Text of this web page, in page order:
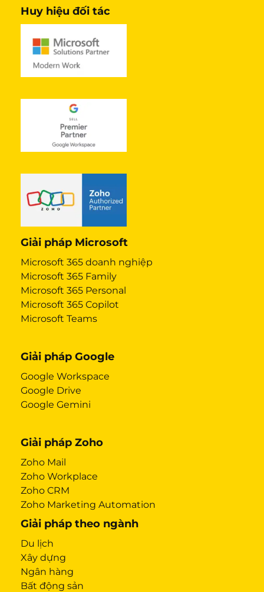
Huy hiệu đối tác
Giải pháp Microsoft
Microsoft 365 doanh nghiệp
Microsoft 365 Family
Microsoft 365 Personal
Microsoft 365 Copilot
Microsoft Teams
Giải pháp Google
Google Workspace
Google Drive
Google Gemini
Giải pháp Zoho
Zoho Mail
Zoho Workplace
Zoho CRM
Zoho Marketing Automation
Giải pháp theo ngành
Du lịch
Xây dựng
Ngân hàng
Bất động sản